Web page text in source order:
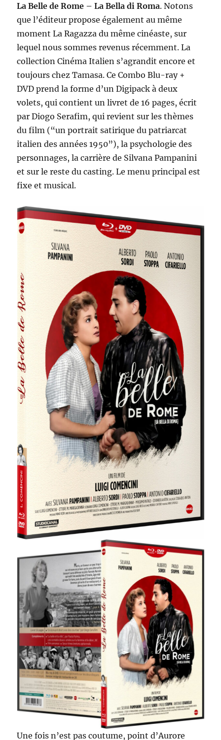
La Belle de Rome – La Bella di Roma. Notons
que l’éditeur propose également au même
moment La Ragazza du même cinéaste, sur
lequel nous sommes revenus récemment. La
collection Cinéma Italien s’agrandit encore et
toujours chez Tamasa. Ce Combo Blu-ray +
DVD prend la forme d’un Digipack à deux
volets, qui contient un livret de 16 pages, écrit
par Diogo Serafim, qui revient sur les thèmes
du film (“un portrait satirique du patriarcat
italien des années 1950”), la psychologie des
personnages, la carrière de Silvana Pampanini
et sur le reste du casting. Le menu principal est
fixe et musical.
Une fois n’est pas coutume, point d’Aurore